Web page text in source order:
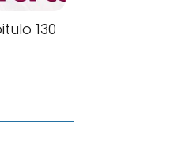
130